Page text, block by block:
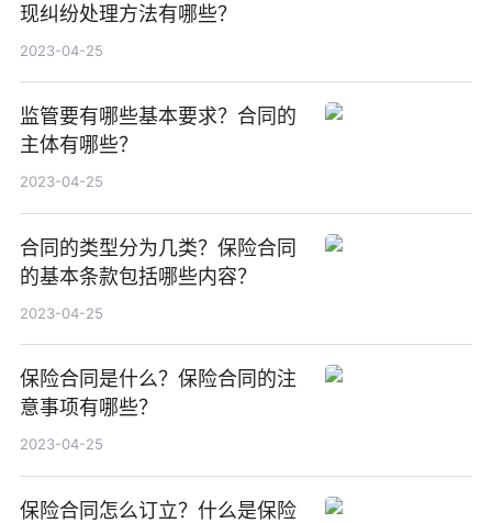
现纠纷处理方法有哪些？
2023-04-25
监管要有哪些基本要求？合同的
主体有哪些？
2023-04-25
合同的类型分为几类？保险合同
的基本条款包括哪些内容？
2023-04-25
保险合同是什么？保险合同的注
意事项有哪些？
2023-04-25
保险合同怎么订立？什么是保险